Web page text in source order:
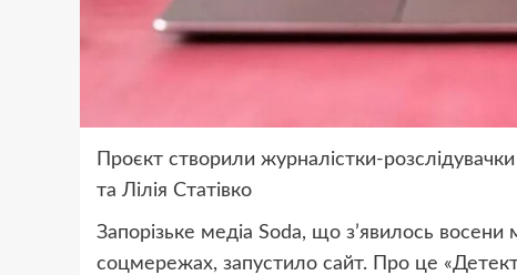
Проєкт створили журналістки-
та Лілія Статівко
Запорізьке медіа Soda, що з’явилось
соцмережах, запустило сайт. Про це